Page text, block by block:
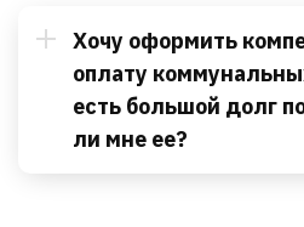
Хочу оформить
оплату
есть большой долг
ли мне ее?